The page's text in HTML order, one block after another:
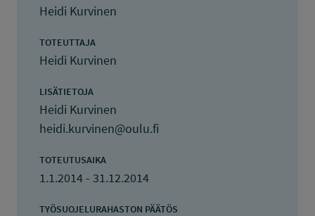
Heidi Kurvinen
TOTEUTTAJA
Heidi Kurvinen
LISÄTIETOJA
Heidi Kurvinen
heidi.kurvinen@oulu.fi
TOTEUTUSAIKA
1.1.2014 - 31.12.2014
TYÖSUOJELURAHASTON PÄÄTÖS